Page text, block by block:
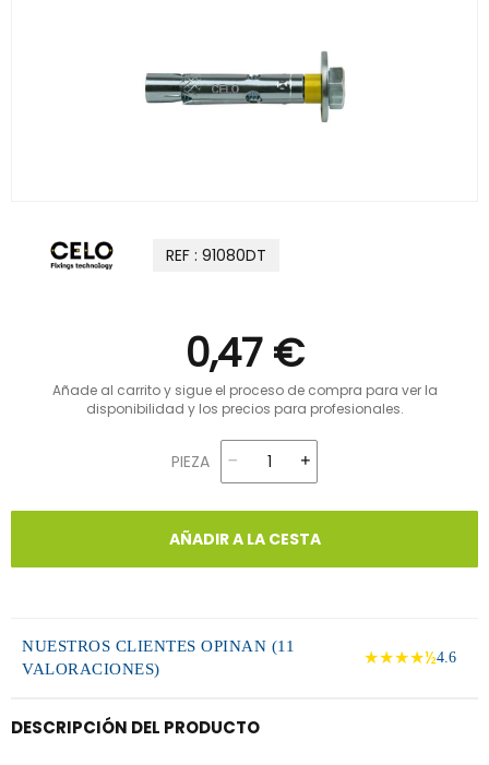
REF : 91080DT
0,47 €
Añade al carrito y sigue el proceso de compra para ver la
disponibilidad y los precios para profesionales.
PIEZA
AÑADIR A LA CESTA
NUESTROS CLIENTES OPINAN (11
VALORACIONES)
★★★★½4.6
DESCRIPCIÓN DEL PRODUCTO